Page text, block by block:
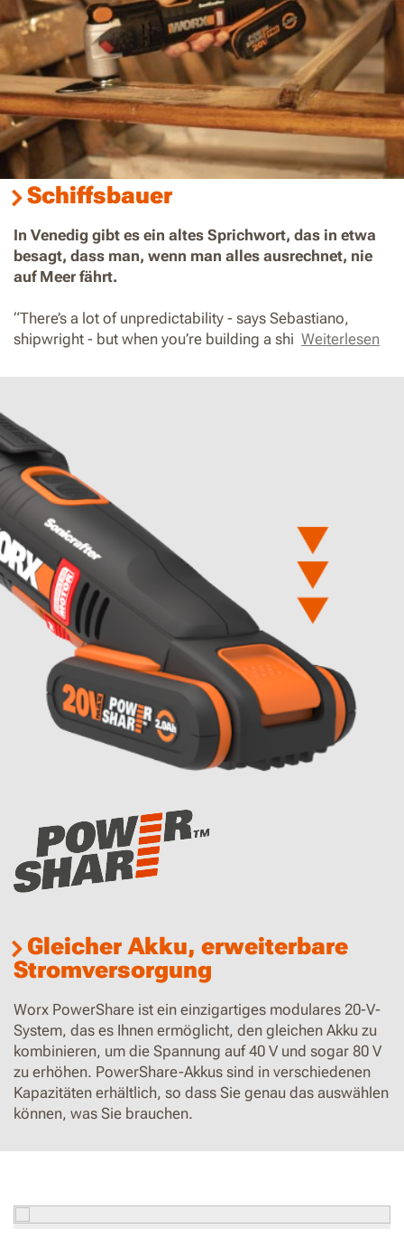
Schiffsbauer
In Venedig gibt es ein altes Sprichwort, das in etwa
besagt, dass man, wenn man alles ausrechnet, nie
auf Meer fährt.
“There’s a lot of unpredictability - says Sebastiano,
shipwright - but when you’re building a shi Weiterlesen
Gleicher Akku, erweiterbare
Stromversorgung
Worx PowerShare ist ein einzigartiges modulares 20-V-
System, das es Ihnen ermöglicht, den gleichen Akku zu
kombinieren, um die Spannung auf 40 V und sogar 80 V
zu erhöhen. PowerShare-Akkus sind in verschiedenen
Kapazitäten erhältlich, so dass Sie genau das auswählen
können, was Sie brauchen.